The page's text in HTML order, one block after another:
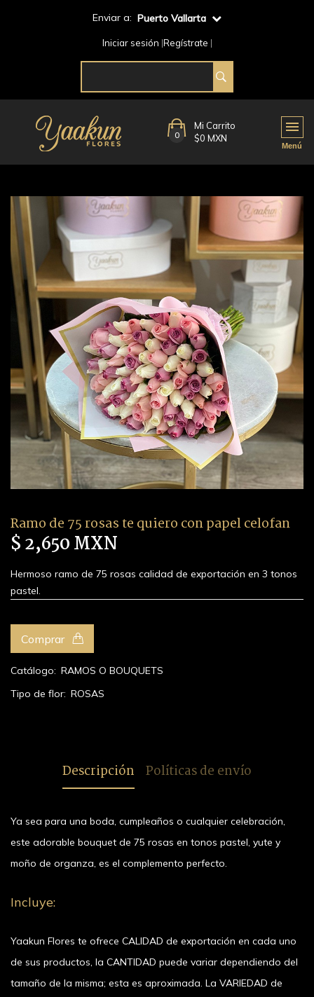
Enviar a: Puerto Vallarta
Iniciar sesión Regístrate
0
Mi Carrito
$0 MXN
Ramo de 75 rosas te quiero con papel celofan
$ 2,650 MXN
Hermoso ramo de 75 rosas calidad de exportación en 3 tonos
pastel.
Comprar
Catálogo: RAMOS O BOUQUETS
Tipo de flor: ROSAS
Descripción Políticas de envío
Ya sea para una boda, cumpleaños o cualquier celebración,
este adorable bouquet de 75 rosas en tonos pastel, yute y
moño de organza, es el complemento perfecto.
Incluye:
Yaakun Flores te ofrece CALIDAD de exportación en cada uno
de sus productos, la CANTIDAD puede variar dependiendo del
tamaño de la misma; esta es aproximada. La VARIEDAD de